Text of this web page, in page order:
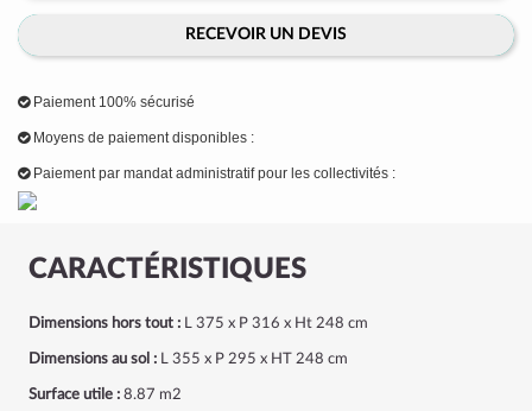
CARACTÉRISTIQUES
Dimensions hors tout : L 375 x P 316 x Ht 248 cm
Dimensions au sol : L 355 x P 295 x HT 248 cm
Surface utile : 8.87 m2
RECEVOIR UN DEVIS
Paiement 100% sécurisé
Moyens de paiement disponibles :
Paiement par mandat administratif pour les collectivités :